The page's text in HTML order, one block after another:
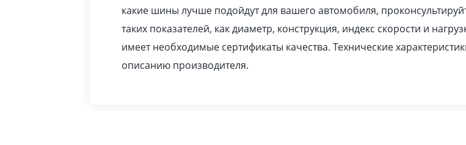
какие шины лучше подойдут для вашего автомобиля,
таких показателей, как диаметр, конструкция, индекс скорости и
имеет необходимые сертификаты качества. Технические
описанию производителя.